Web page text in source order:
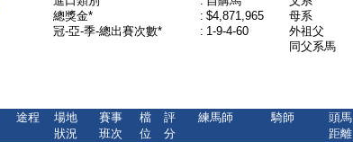
總獎金*
: $4,871,965
冠-亞-季-總出賽次數*
: 1-9-4-60
母系
外祖父
同父系馬
途程
場地
狀況
賽事
班次
檔
位
評
分
練馬師 騎師
頭馬
距離